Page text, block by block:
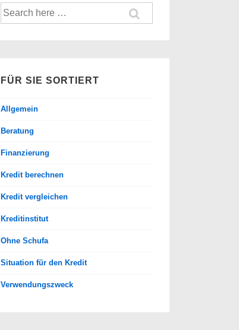
Suche
nach:
FÜR SIE SORTIERT
Allgemein
Beratung
Finanzierung
Kredit berechnen
Kredit vergleichen
Kreditinstitut
Ohne Schufa
Situation für den Kredit
Verwendungszweck